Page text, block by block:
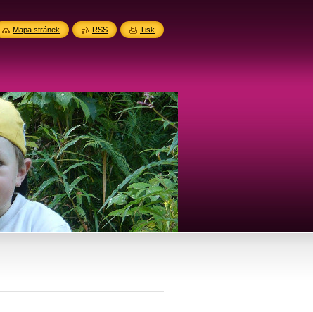
Mapa stránek RSS Tisk